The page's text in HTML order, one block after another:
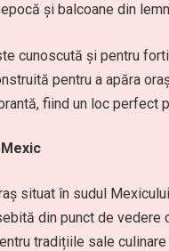
și balcoane din
cunoscută și pentru
pentru a apăra
fiind un loc perfect
situat în sudul
din punct de vedere
tradițiile sale